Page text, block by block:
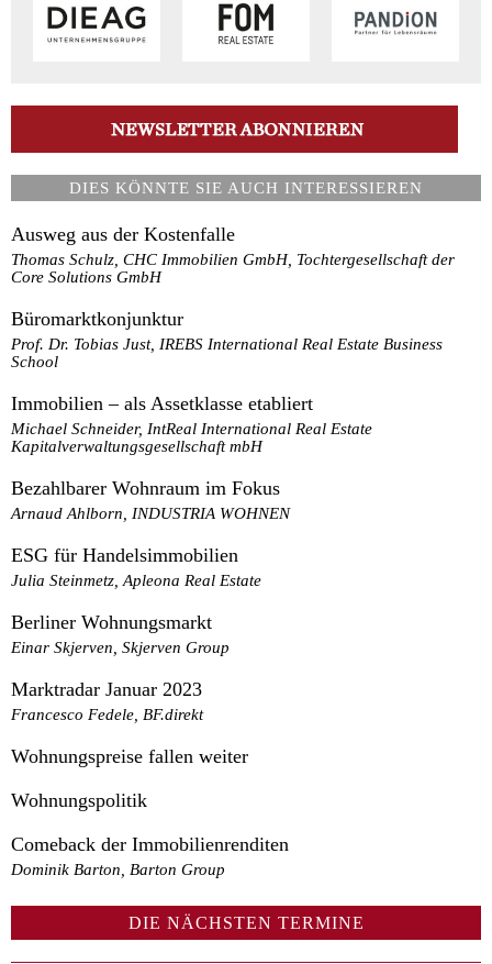
DIES KÖNNTE SIE AUCH INTERESSIEREN
Ausweg aus der Kostenfalle
Thomas Schulz, CHC Immobilien GmbH, Tochtergesellschaft der
Core Solutions GmbH
Büromarktkonjunktur
Prof. Dr. Tobias Just, IREBS International Real Estate Business
School
Immobilien – als Assetklasse etabliert
Michael Schneider, IntReal International Real Estate
Kapitalverwaltungsgesellschaft mbH
Bezahlbarer Wohnraum im Fokus
Arnaud Ahlborn, INDUSTRIA WOHNEN
ESG für Handelsimmobilien
Julia Steinmetz, Apleona Real Estate
Berliner Wohnungsmarkt
Einar Skjerven, Skjerven Group
Marktradar Januar 2023
Francesco Fedele, BF.direkt
Wohnungspreise fallen weiter
Wohnungspolitik
Comeback der Immobilienrenditen
Dominik Barton, Barton Group
DIE NÄCHSTEN TERMINE